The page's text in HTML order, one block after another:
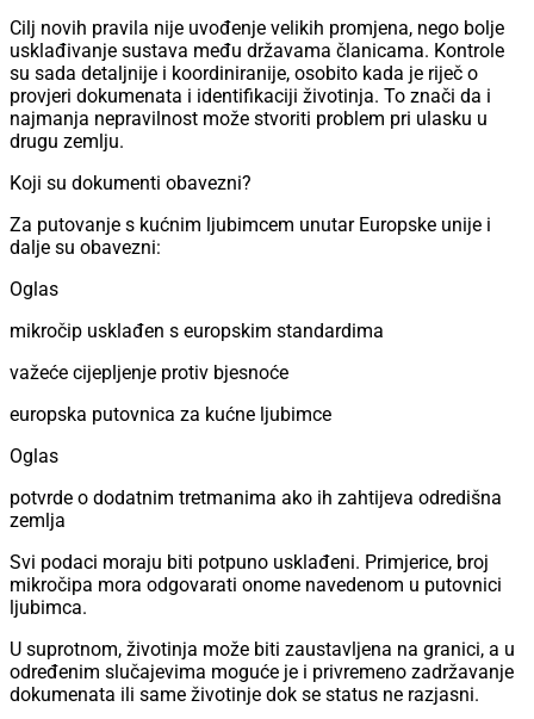
Cilj novih pravila nije uvođenje velikih promjena, nego bolje
usklađivanje sustava među državama članicama. Kontrole
su sada detaljnije i koordiniranije, osobito kada je riječ o
provjeri dokumenata i identifikaciji životinja. To znači da i
najmanja nepravilnost može stvoriti problem pri ulasku u
drugu zemlju.
Koji su dokumenti obavezni?
Za putovanje s kućnim ljubimcem unutar Europske unije i
dalje su obavezni:
Oglas
mikročip usklađen s europskim standardima
važeće cijepljenje protiv bjesnoće
europska putovnica za kućne ljubimce
Oglas
potvrde o dodatnim tretmanima ako ih zahtijeva odredišna
zemlja
Svi podaci moraju biti potpuno usklađeni. Primjerice, broj
mikročipa mora odgovarati onome navedenom u putovnici
ljubimca.
U suprotnom, životinja može biti zaustavljena na granici, a u
određenim slučajevima moguće je i privremeno zadržavanje
dokumenata ili same životinje dok se status ne razjasni.